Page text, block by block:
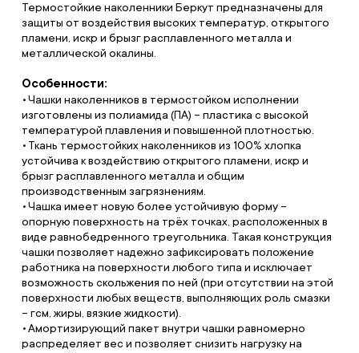
Термостойкие наколенники Беркут предназначены для
защиты от воздействия высоких температур, открытого
пламени, искр и брызг расплавленного металла и
металлической окалины.
Особенности:
Чашки наколенников в термостойком исполнении
изготовлены из полиамида (ПА) – пластика с высокой
температурой плавления и повышенной плотностью.
Ткань термостойких наколенников из 100% хлопка
устойчива к воздействию открытого пламени, искр и
брызг расплавленного металла и общим
производственным загрязнениям.
Чашка имеет новую более устойчивую форму –
опорную поверхность на трёх точках, расположенных в
виде равнобедренного треугольника. Такая конструкция
чашки позволяет надежно зафиксировать положение
работника на поверхности любого типа и исключает
возможность скольжения по ней (при отсутствии на этой
поверхности любых веществ, выполняющих роль смазки
– гсм, жиры, вязкие жидкости).
Амортизирующий пакет внутри чашки равномерно
распределяет вес и позволяет снизить нагрузку на